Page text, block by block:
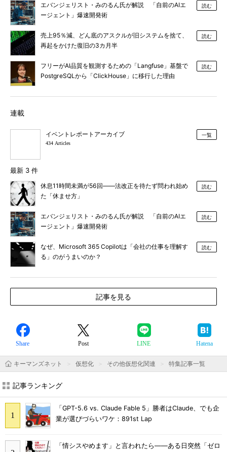
エバンジェリスト・みのるん氏が解説 「自前のAIエ
ージェント」爆速開発術
読む
売上95％減、どん底のアスクルが旧システムを捨て、
再起をかけた復旧の3カ月半
読む
フリーがAI品質を観測するための「Langfuse」基盤で
PostgreSQLから「ClickHouse」に移行した理由
読む
連載
イベントレポートアーカイブ
434 Articles
一覧
最新 3 件
休息11時間未満が56回――法改正を待たず問われ始め
た「休ませ方」
読む
エバンジェリスト・みのるん氏が解説 「自前のAIエ
ージェント」爆速開発術
読む
なぜ、Microsoft 365 Copilotは「会社の仕事を理解す
る」のがうまいのか？
読む
記事を見る
Share Post LINE Hatena
キーマンズネット 仮想化 その他仮想化関連 特集記事一覧
記事ランキング
「GPT-5.6 vs. Claude Fable 5」勝者はClaude、でも企
業が選びづらいワケ：891st Lap
「情シスやめます」と言われたら――ある日突然「ゼロ